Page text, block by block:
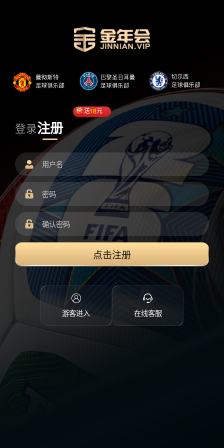
登录注册
送18元
点击注册
游客进入 在线客服